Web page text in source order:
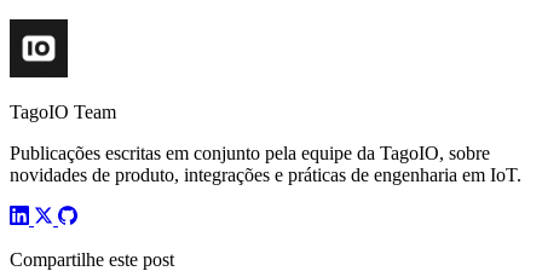
TagoIO Team
Publicações escritas em conjunto pela equipe da TagoIO, sobre
novidades de produto, integrações e práticas de engenharia em IoT.
Compartilhe este post